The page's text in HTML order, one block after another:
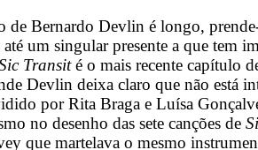
de Bernardo Devlin é longo,
até um singular presente a que tem
Transité o mais recente capítulo
Devlin deixa claro que não está
por Rita Braga e Luísa
no desenho das sete canções de
que martelava o mesmo